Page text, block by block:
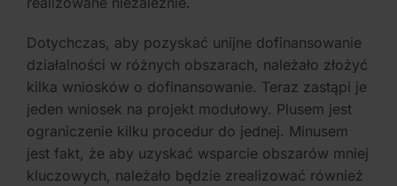
Dotychczas, aby pozyskać unijne dofinansowanie
działalności w różnych obszarach, należało złożyć
kilka wniosków o dofinansowanie. Teraz zastąpi je
jeden wniosek na projekt modułowy. Plusem jest
ograniczenie kilku procedur do jednej. Minusem
jest fakt, że aby uzyskać wsparcie obszarów mniej
kluczowych, należało będzie zrealizować również